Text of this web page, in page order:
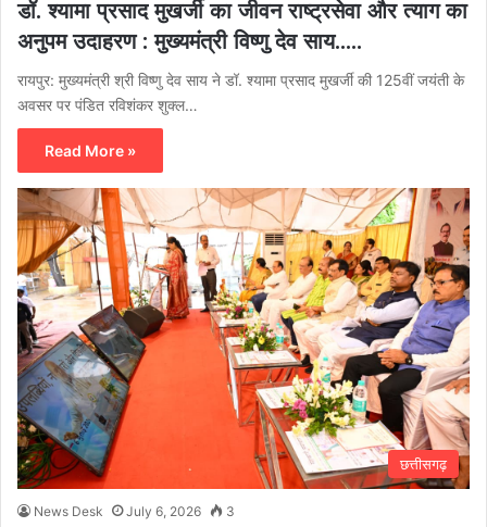
डॉ. श्यामा प्रसाद मुखर्जी का जीवन राष्ट्रसेवा और त्याग का
अनुपम उदाहरण : मुख्यमंत्री विष्णु देव साय…..
रायपुर: मुख्यमंत्री श्री विष्णु देव साय ने डॉ. श्यामा प्रसाद मुखर्जी की 125वीं जयंती के
अवसर पर पंडित रविशंकर शुक्ल…
Read More »
छत्तीसगढ़
News Desk July 6, 2026 3